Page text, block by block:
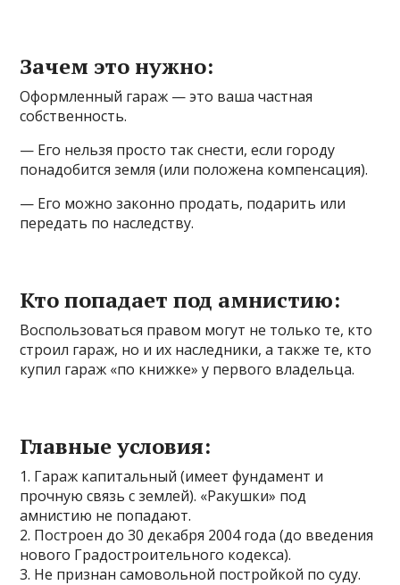
Зачем это нужно:
Оформленный гараж — это ваша частная
собственность.
— Его нельзя просто так снести, если городу
понадобится земля (или положена компенсация).
— Его можно законно продать, подарить или
передать по наследству.
Кто попадает под амнистию:
Воспользоваться правом могут не только те, кто
строил гараж, но и их наследники, а также те, кто
купил гараж «по книжке» у первого владельца.
Главные условия:
1. Гараж капитальный (имеет фундамент и
прочную связь с землей). «Ракушки» под
амнистию не попадают.
2. Построен до 30 декабря 2004 года (до введения
нового Градостроительного кодекса).
3. Не признан самовольной постройкой по суду.